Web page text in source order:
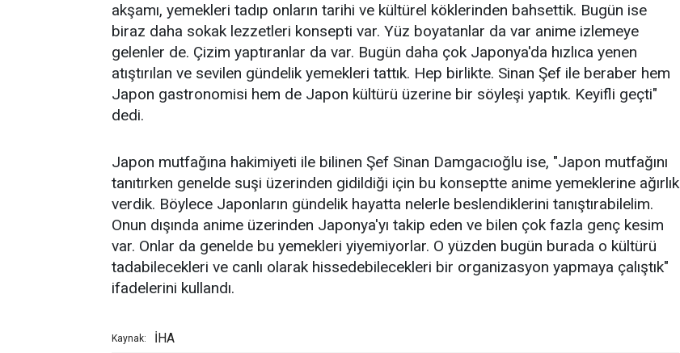
akşamı, yemekleri tadıp onların tarihi ve kültürel köklerinden bahsettik. Bugün ise
biraz daha sokak lezzetleri konsepti var. Yüz boyatanlar da var anime izlemeye
gelenler de. Çizim yaptıranlar da var. Bugün daha çok Japonya'da hızlıca yenen
atıştırılan ve sevilen gündelik yemekleri tattık. Hep birlikte. Sinan Şef ile beraber hem
Japon gastronomisi hem de Japon kültürü üzerine bir söyleşi yaptık. Keyifli geçti"
dedi.
Japon mutfağına hakimiyeti ile bilinen Şef Sinan Damgacıoğlu ise, "Japon mutfağını
tanıtırken genelde suşi üzerinden gidildiği için bu konseptte anime yemeklerine ağırlık
verdik. Böylece Japonların gündelik hayatta nelerle beslendiklerini tanıştırabilelim.
Onun dışında anime üzerinden Japonya'yı takip eden ve bilen çok fazla genç kesim
var. Onlar da genelde bu yemekleri yiyemiyorlar. O yüzden bugün burada o kültürü
tadabilecekleri ve canlı olarak hissedebilecekleri bir organizasyon yapmaya çalıştık"
ifadelerini kullandı.
Kaynak: İHA